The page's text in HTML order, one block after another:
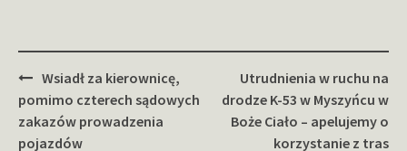
Zobacz
wpisy
Wsiadł za kierownicę,
pomimo czterech sądowych
zakazów prowadzenia
pojazdów
Utrudnienia w ruchu na
drodze K-53 w Myszyńcu w
Boże Ciało – apelujemy o
korzystanie z tras